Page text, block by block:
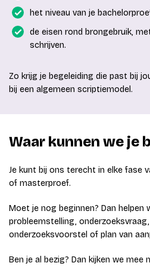
het niveau van je
de eisen rond brongebruik,
schrijven.
Zo krijg je begeleiding die past bij
bij een algemeen scriptiemodel.
Waar kunnen we je
Je kunt bij ons terecht in elke fase
of masterproef.
Moet je nog beginnen? Dan helpen
probleemstelling,
onderzoeksvoorstel of plan van
Ben je al bezig? Dan kijken we mee